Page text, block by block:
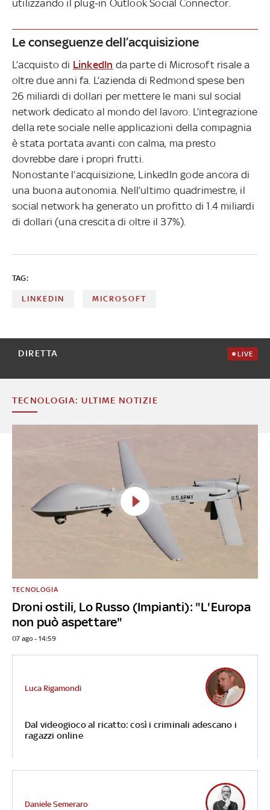
utilizzando il plug-in Outlook Social Connector.
Le conseguenze dell’acquisizione
L’acquisto di LinkedIn da parte di Microsoft risale a
oltre due anni fa. L’azienda di Redmond spese ben
26 miliardi di dollari per mettere le mani sul social
network dedicato al mondo del lavoro. L’integrazione
della rete sociale nelle applicazioni della compagnia
è stata portata avanti con calma, ma presto
dovrebbe dare i propri frutti.
Nonostante l’acquisizione, LinkedIn gode ancora di
una buona autonomia. Nell’ultimo quadrimestre, il
social network ha generato un profitto di 1.4 miliardi
di dollari (una crescita di oltre il 37%).
TAG:
LINKEDIN MICROSOFT
DIRETTA LIVE
TECNOLOGIA: ULTIME NOTIZIE
Droni ostili, Lo Russo (Impianti): "L'Europa
non può aspettare"
TECNOLOGIA
07 ago - 14:59
Dal videogioco al ricatto: così i criminali adescano i
ragazzi online
Luca Rigamondi
Daniele Semeraro